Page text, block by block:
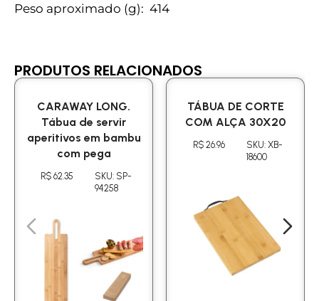
Peso aproximado (g): 414
PRODUTOS RELACIONADOS
CARAWAY LONG.
Tábua de servir
aperitivos em bambu
com pega
R$ 62.35
SKU: SP-
94258
TÁBUA DE CORTE
COM ALÇA 30X20
R$ 26.96
SKU: XB-
18600